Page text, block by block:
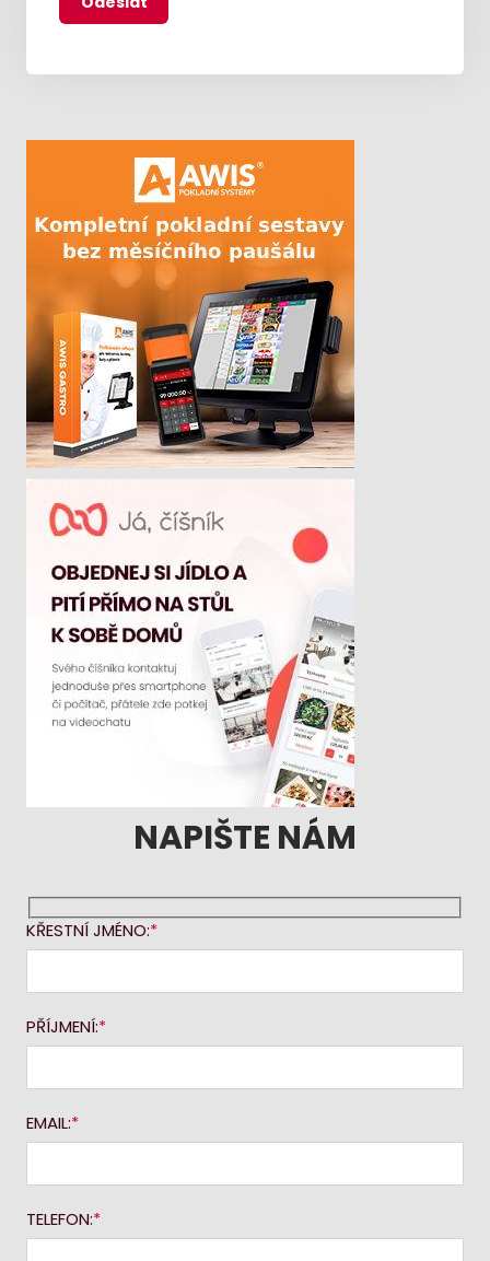
NAPIŠTE NÁM
KŘESTNÍ JMÉNO:
PŘÍJMENÍ:
EMAIL:
TELEFON: